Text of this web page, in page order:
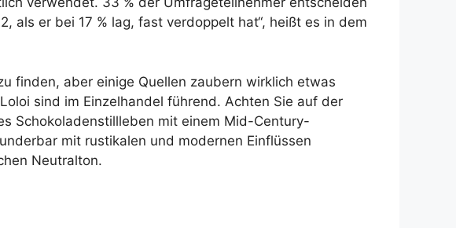
als er bei 17 % lag, fast verdoppelt hat“, heißt es in dem
finden, aber einige Quellen zaubern wirklich etwas
sind im Einzelhandel führend. Achten Sie auf der
Schokoladenstillleben mit einem Mid-Century-
mit rustikalen und modernen Einflüssen
Neutralton.